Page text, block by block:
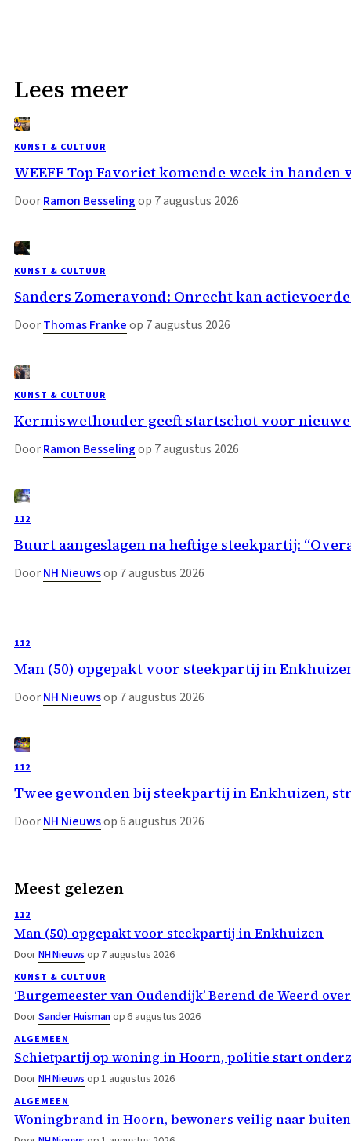
Lees meer
KUNST & CULTUUR
WEEFF Top Favoriet komende week in handen
DoorRamon Besselingop 7 augustus 2026
KUNST & CULTUUR
Sanders Zomeravond: Onrecht kan
DoorThomas Frankeop 7 augustus 2026
KUNST & CULTUUR
Kermiswethouder geeft startschot voor
DoorRamon Besselingop 7 augustus 2026
112
Buurt aangeslagen na heftige steekpartij:
DoorNH Nieuwsop 7 augustus 2026
112
Man (50) opgepakt voor steekpartij in
DoorNH Nieuwsop 7 augustus 2026
112
Twee gewonden bij steekpartij in Enkhuizen,
DoorNH Nieuwsop 6 augustus 2026
Meest gelezen
112
Man (50) opgepakt voor steekpartij in Enkhuizen
DoorNH Nieuws op 7 augustus 2026
KUNST & CULTUUR
‘Burgemeester van Oudendijk’ Berend de Weerd
DoorSander Huismanop 6 augustus 2026
ALGEMEEN
Schietpartij op woning in Hoorn, politie start
DoorNH Nieuws op 1 augustus 2026
ALGEMEEN
Woningbrand in Hoorn, bewoners veilig naar buiten